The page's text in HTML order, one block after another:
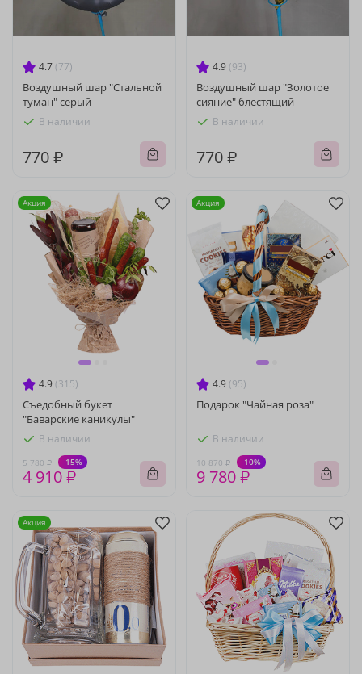
4.7 (77)
Воздушный шар "Стальной
туман" серый
В наличии
770 ₽
4.9 (93)
Воздушный шар "Золотое
сияние" блестящий
В наличии
770 ₽
4.9 (315)
Съедобный букет
"Баварские каникулы"
В наличии
5 780 ₽ -15%
4 910 ₽
Акция
4.9 (95)
Подарок "Чайная роза"
В наличии
10 870 ₽ -10%
9 780 ₽
Акция
Акция